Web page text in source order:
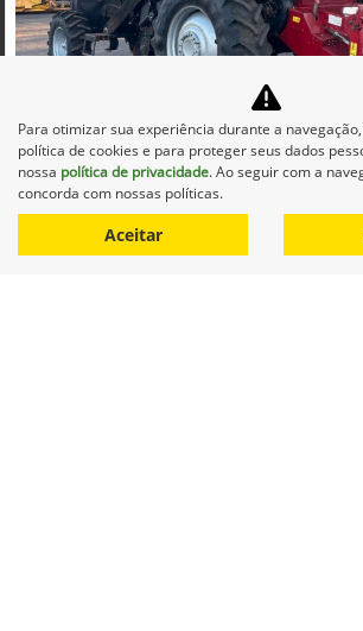
mp
arti
lhe
CASE
CASE COLHEITADEIRA 2688 2014 DIESEL
Maqnelson Agrícola
Ver Mais 11 lojas
Para otimizar sua experiência durante a
política de cookies e para proteger seus dados
nossa política de privacidade. Ao seguir com a
concorda com nossas políticas.
Aceitar